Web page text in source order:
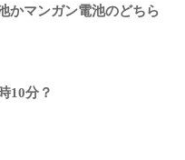
かマンガン電池のどちら
10分？